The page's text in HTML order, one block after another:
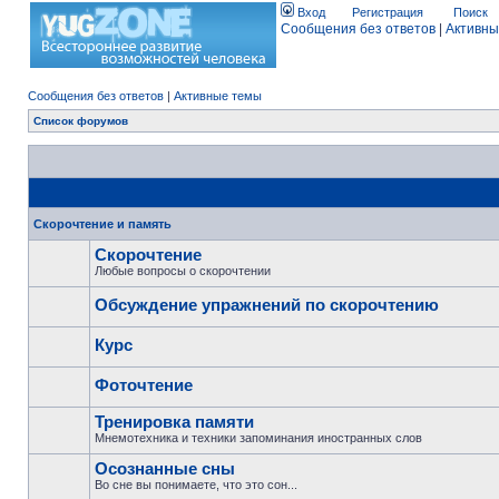
Вход Регистрация Поиск
Сообщения без ответов
Сообщения без ответов | Активные темы
Список форумов
Скорочтение и память
Скорочтение
Любые вопросы о скорочтении
Обсуждение упражнений по скорочтению
Курс
Фоточтение
Тренировка памяти
Мнемотехника и техники запоминания иностранных слов
Осознанные сны
Во сне вы понимаете, что это сон...